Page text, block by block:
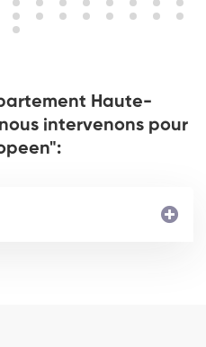
Haute-
intervenons pour